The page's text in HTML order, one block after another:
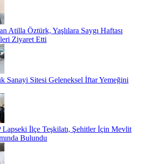
Atilla Öztürk, Yaşlılara Saygı Haftası
Ziyaret Etti
Sanayi Sitesi Geleneksel İftar Yemeğini
İlçe Teşkilatı, Şehitler İçin Mevlit
Bulundu